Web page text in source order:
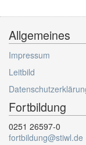
Allgemeines
Impressum
Leitbild
Fortbildung
0251 26597-0
fortbildung@stiwl.de